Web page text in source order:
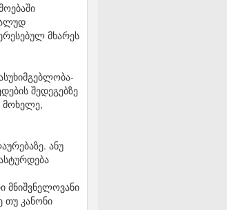
მხარეს
შედეგებზე
მოხელე,
ანუ
მნიშვნელოვანი
თუ კანონი